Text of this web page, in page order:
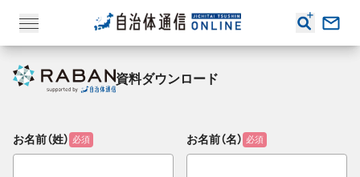
資料ダウンロード
お名前（姓） 必須 お名前（名） 必須